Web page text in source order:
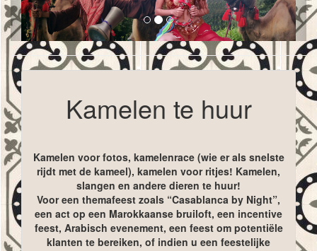
Kamelen te huur
Kamelen voor fotos, kamelenrace (wie er als snelste
rijdt met de kameel), kamelen voor ritjes! Kamelen,
slangen en andere dieren te huur!
Voor een themafeest zoals “Casablanca by Night”,
een act op een Marokkaanse bruiloft, een incentive
feest, Arabisch evenement, een feest om potentiële
klanten te bereiken, of indien u een feestelijke